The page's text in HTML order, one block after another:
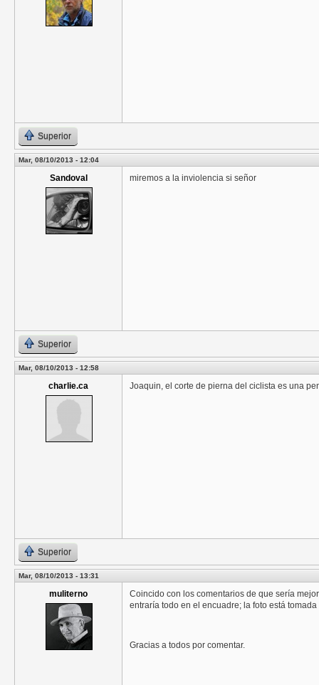
Superior
Mar, 08/10/2013 - 12:04
Sandoval miremos a la inviolencia si señor
Superior
Mar, 08/10/2013 - 12:58
charlie.ca Joaquin, el corte de pierna del ciclista es una
Superior
Mar, 08/10/2013 - 13:31
muliterno
Coincido con los comentarios de que sería
entraría todo en el encuadre; la foto está
Gracias a todos por comentar.